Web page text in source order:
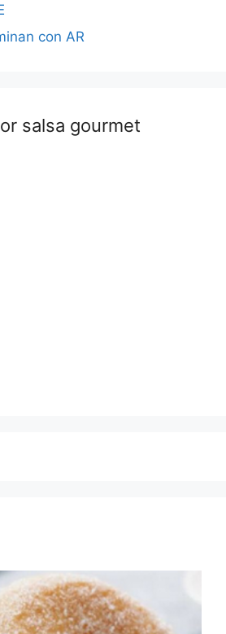
con AR
salsa gourmet